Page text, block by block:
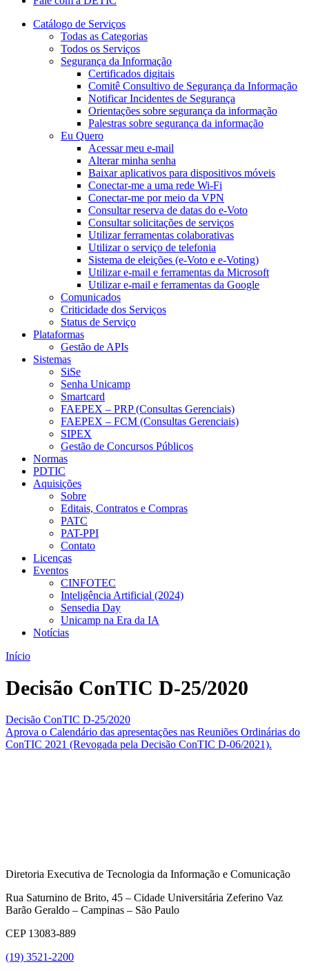
Catálogo de Serviços
Todas as Categorias
Todos os Serviços
Segurança da Informação
Certificados digitais
Comitê Consultivo de Segurança da Informação
Notificar Incidentes de Segurança
Orientações sobre segurança da informação
Palestras sobre segurança da informação
Eu Quero
Acessar meu e-mail
Alterar minha senha
Baixar aplicativos para dispositivos móveis
Conectar-me a uma rede Wi-Fi
Conectar-me por meio da VPN
Consultar reserva de datas do e-Voto
Consultar solicitações de serviços
Utilizar ferramentas colaborativas
Utilizar o serviço de telefonia
Sistema de eleições (e-Voto e e-Voting)
Utilizar e-mail e ferramentas da Microsoft
Utilizar e-mail e ferramentas da Google
Comunicados
Criticidade dos Serviços
Status de Serviço
Plataformas
Gestão de APIs
Sistemas
SiSe
Senha Unicamp
Smartcard
FAEPEX – PRP (Consultas Gerenciais)
FAEPEX – FCM (Consultas Gerenciais)
SIPEX
Gestão de Concursos Públicos
Normas
PDTIC
Aquisições
Sobre
Editais, Contratos e Compras
PATC
PAT-PPI
Contato
Licenças
Eventos
CINFOTEC
Inteligência Artificial (2024)
Sensedia Day
Unicamp na Era da IA
Notícias
Início
Decisão ConTIC D-25/2020
Decisão ConTIC D-25/2020
Aprova o Calendário das apresentações nas Reuniões Ordinárias do
ConTIC 2021 (Revogada pela Decisão ConTIC D-06/2021).
Diretoria Executiva de Tecnologia da Informação e Comunicação
Rua Saturnino de Brito, 45 – Cidade Universitária Zeferino Vaz
Barão Geraldo – Campinas – São Paulo
CEP 13083-889
(19) 3521-2200